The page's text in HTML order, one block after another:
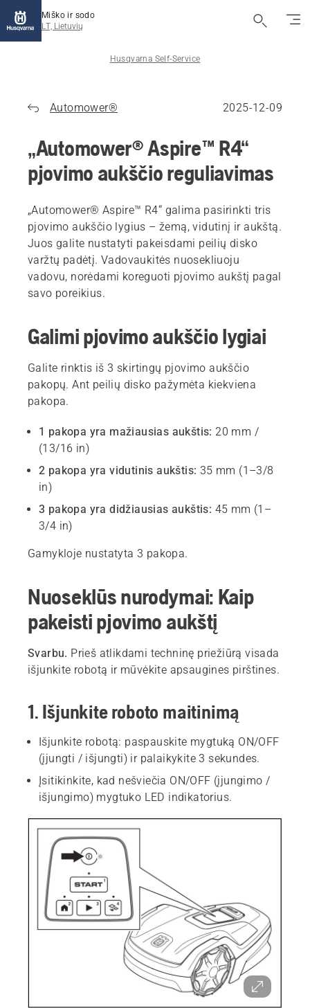
Miško ir sodo
LT, Lietuvių
Husqvarna Self-Service
Automower® 2025-12-09
„Automower® Aspire™ R4“
pjovimo aukščio reguliavimas
„Automower® Aspire™ R4“ galima pasirinkti tris
pjovimo aukščio lygius – žemą, vidutinį ir aukštą.
Juos galite nustatyti pakeisdami peilių disko
varžtų padėtį. Vadovaukitės nuosekliuoju
vadovu, norėdami koreguoti pjovimo aukštį pagal
savo poreikius.
Galimi pjovimo aukščio lygiai
Galite rinktis iš 3 skirtingų pjovimo aukščio
pakopų. Ant peilių disko pažymėta kiekviena
pakopa.
1 pakopa yra mažiausias aukštis: 20 mm /
(13/16 in)
2 pakopa yra vidutinis aukštis: 35 mm (1–3/8
in)
3 pakopa yra didžiausias aukštis: 45 mm (1–
3/4 in)
Gamykloje nustatyta 3 pakopa.
Nuoseklūs nurodymai: Kaip
pakeisti pjovimo aukštį
Svarbu. Prieš atlikdami techninę priežiūrą visada
išjunkite robotą ir mūvėkite apsaugines pirštines.
1. Išjunkite roboto maitinimą
Išjunkite robotą: paspauskite mygtuką ON/OFF
(įjungti / išjungti) ir palaikykite 3 sekundes.
Įsitikinkite, kad nešviečia ON/OFF (įjungimo /
išjungimo) mygtuko LED indikatorius.